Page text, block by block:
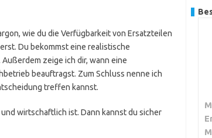
wie du die Verfügbarkeit von Ersatzteilen
Du bekommst eine realistische
zeige ich dir, wann eine
beauftragst. Zum Schluss nenne ich
treffen kannst.
wirtschaftlich ist. Dann kannst du sicher